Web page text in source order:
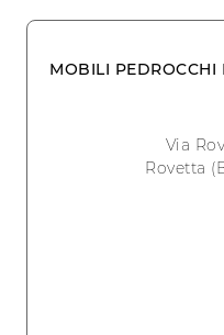
MOBILI PEDROCCHI
Via
Rovetta